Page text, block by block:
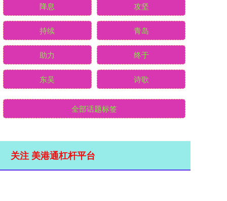
降息 攻坚
持续 青岛
助力 终于
东吴 诗歌
全部话题标签
关注 美港通杠杆平台